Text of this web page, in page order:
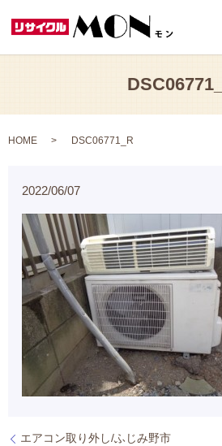
HOME DSC06771_R
2022/06/07
エアコン取り外し/ふじみ野市